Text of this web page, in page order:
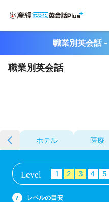
職業別英会話
職業別英会話
ホテル 医療
Level 1 2 3 4 5
? レベルの目安